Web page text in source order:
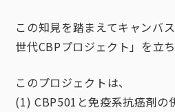
この知見を踏まえてキャンバ
世代CBPプロジェクト」を立
このプロジェクトは、
(1) CBP501と免疫系抗癌剤の